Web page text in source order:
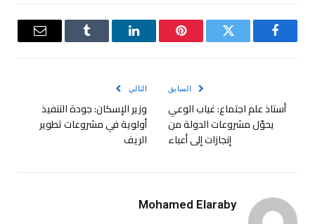
فيسبوك تويتر بينتيريستلينكدإن Tumblr
البريد
السابق
أستاذ علم اجتماع: غياب الوعي
يحوّل مشروعات الدولة من
إنجازات إلى أعباء
التالي
وزير الإسكان: جودة التنفيذ
أولوية في مشروعات تطوير
الريف
Mohamed Elaraby